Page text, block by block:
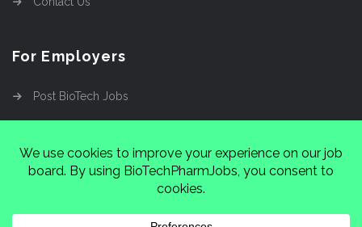
For Employers
Post BioTech Jobs
Cinnamon Entertainment Group